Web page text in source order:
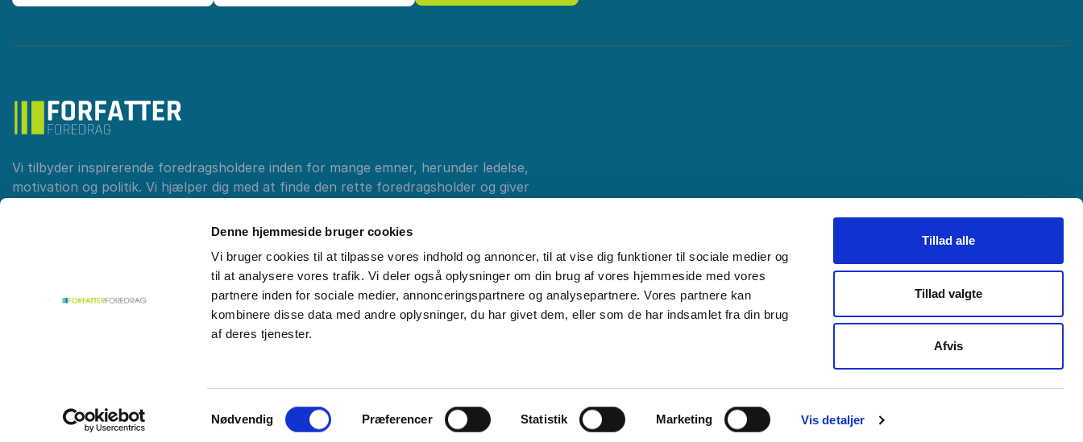
Denne hjemmeside bruger cookies
Vi bruger cookies til at tilpasse vores indhold og annoncer, til at vise dig funktioner til sociale medier og
til at analysere vores trafik. Vi deler også oplysninger om din brug af vores hjemmeside med vores
partnere inden for sociale medier, annonceringspartnere og analysepartnere. Vores partnere kan
kombinere disse data med andre oplysninger, du har givet dem, eller som de har indsamlet fra din brug
af deres tjenester.
Samtykkevalg
Nødvendig Præferencer Statistik Marketing Vis detaljer
Tillad alle
Tillad valgte
Afvis
Vi tilbyder inspirerende foredragsholdere inden for mange emner, herunder ledelse,
motivation og politik. Vi hjælper dig med at finde den rette foredragsholder og giver
Kontakt 35 12 12 99
5000 Odense C kontakt@forfatterforedrag.dk Tlf:35 12 12 99
Datapolitik